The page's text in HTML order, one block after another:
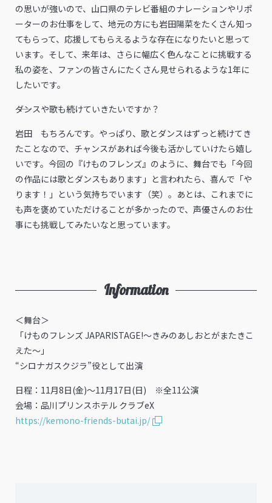
の思いが強いので、山口県のテレビ番組のナレーションやリポ
ーターのお仕事をして、地元の方にも岩田陽菜をたくさん知っ
てもらって、応援してもらえるような存在になりたいと思って
います。そして、来年は、さらに幅広く色んなことに挑戦する
私の姿を、ファンの皆さんにたくさん見せられるような1年に
したいです。
――ダンスや歌も続けていきたいですか？
岩田 もちろんです。やっぱり、歌とダンスはずっと続けてき
たことなので、チャンスがあれば今後も活かしていけたら嬉し
いです。今回の『けものフレンズ』のように、舞台でも「今回
の作品には歌とダンスもあります」と言われたら、喜んで「や
ります！」という気持ちでいます（笑）。あとは、これまでに
も声を褒めていただけることが多かったので、声優さんのお仕
事にも挑戦してみたいなと思っています。
Information
＜舞台＞
「けものフレンズ JAPARISTAGE!～きみのあしおとがまたきこ
えた～」
“シロナガスクジラ”役として出演
日程：11月8日(金)〜11月17日(日) ※全11公演
会場：品川プリンスホテル クラブeX
https://kemono-friends-butai.jp/